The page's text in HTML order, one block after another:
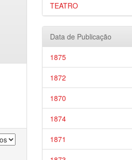
TEATRO
Data de Publicação
1875
1872
1870
1874
1871